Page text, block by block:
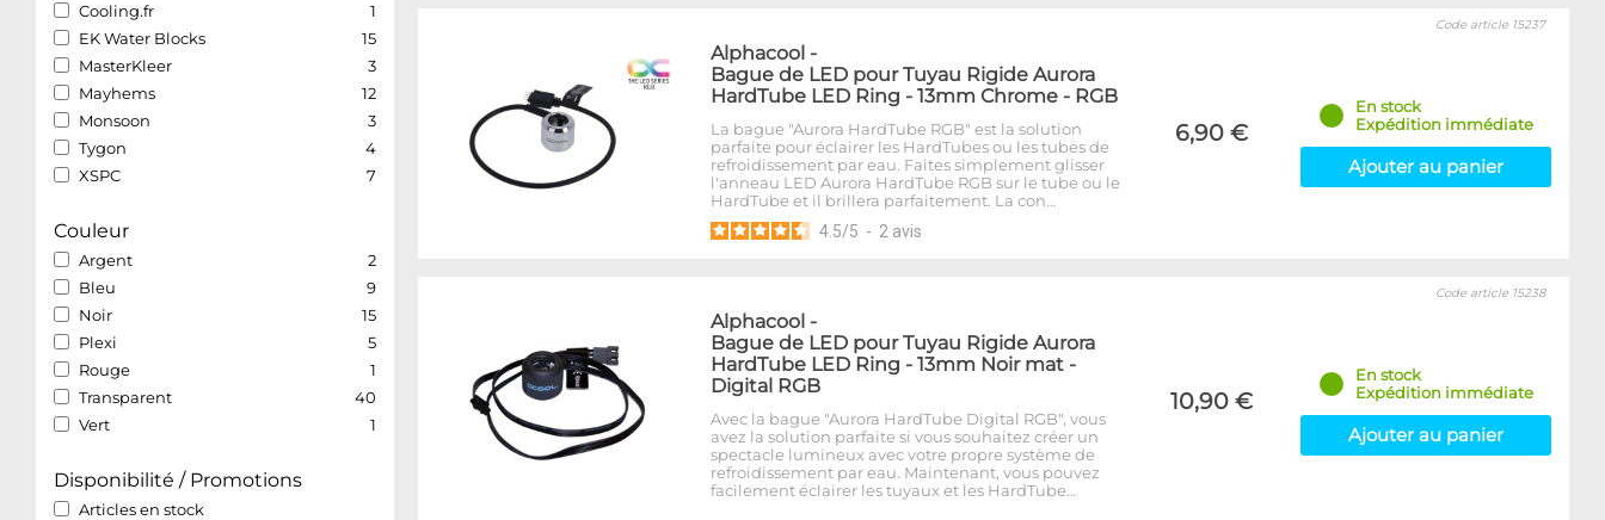
Cooling.fr
1
EK Water Blocks
15
MasterKleer
3
Mayhems
12
Monsoon
3
Tygon
4
XSPC
7
Couleur
Argent
2
Bleu
9
Noir
15
Plexi
5
Rouge
1
Transparent
40
Vert
1
Disponibilité / Promotions
Articles en stock
Alphacool -
Bague de LED pour Tuyau Rigide Aurora
HardTube LED Ring - 13mm Chrome - RGB
La bague "Aurora HardTube RGB" est la solution
parfaite pour éclairer les HardTubes ou les tubes de
refroidissement par eau. Faites simplement glisser
l'anneau LED Aurora HardTube RGB sur le tube ou le
HardTube et il brillera parfaitement. La con…
4.5/5 - 2 avis
6,90 €
Code article 15237
En stock
Expédition immédiate
Ajouter au panier
Alphacool -
Bague de LED pour Tuyau Rigide Aurora
HardTube LED Ring - 13mm Noir mat -
Digital RGB
Avec la bague "Aurora HardTube Digital RGB", vous
avez la solution parfaite si vous souhaitez créer un
spectacle lumineux avec votre propre système de
refroidissement par eau. Maintenant, vous pouvez
facilement éclairer les tuyaux et les HardTube…
10,90 €
Code article 15238
En stock
Expédition immédiate
Ajouter au panier